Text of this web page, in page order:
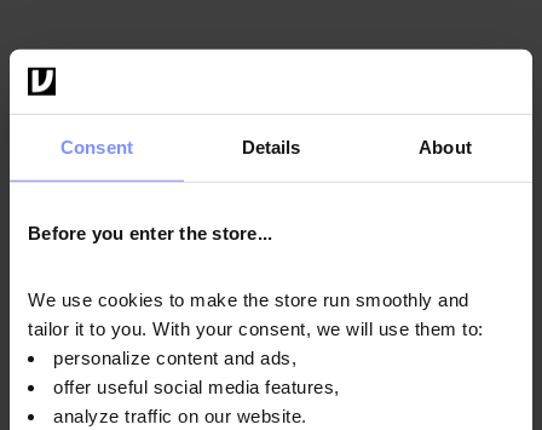
Consent Details About
Before you enter the store...
We use cookies to make the store run smoothly and
tailor it to you. With your consent, we will use them to:
personalize content and ads,
offer useful social media features,
analyze traffic on our website.
10
ПІДТРИМУЙТЕ ФОРМУ І ЗАОЩАДЖУЙТЕ!
Підпишіться на розсилку - отримайте код на знижку
10% та будьте першими в курсі унікальних
пропозицій!